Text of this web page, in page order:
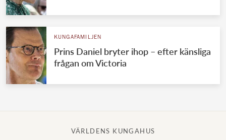
KUNGAFAMILJEN
Prins Daniel bryter ihop – efter känsliga
frågan om Victoria
VÄRLDENS KUNGAHUS